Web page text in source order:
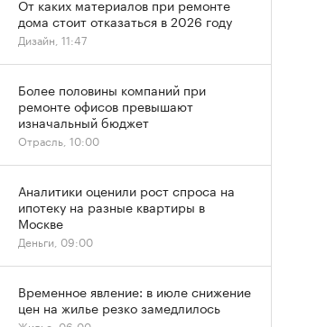
От каких материалов при ремонте
дома стоит отказаться в 2026 году
Дизайн, 11:47
Более половины компаний при
ремонте офисов превышают
изначальный бюджет
Отрасль, 10:00
Аналитики оценили рост спроса на
ипотеку на разные квартиры в
Москве
Деньги, 09:00
Временное явление: в июле снижение
цен на жилье резко замедлилось